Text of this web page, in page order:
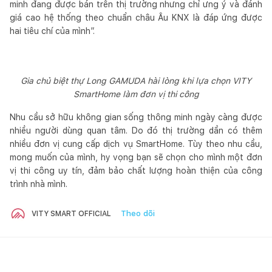
minh đang được bán trên thị trường nhưng chỉ ưng ý và đánh
giá cao hệ thống theo chuẩn châu Âu KNX là đáp ứng được
hai tiêu chí của mình”.
Gia chủ biệt thự Long GAMUDA hài lòng khi lựa chọn VITY
SmartHome làm đơn vị thi công
Nhu cầu sở hữu không gian sống thông minh ngày càng được
nhiều người dùng quan tâm. Do đó thị trường dần có thêm
nhiều đơn vị cung cấp dịch vụ SmartHome. Tùy theo nhu cầu,
mong muốn của mình, hy vọng bạn sẽ chọn cho mình một đơn
vị thi công uy tín, đảm bảo chất lượng hoàn thiện của công
trình nhà mình.
VITY SMART OFFICIAL Theo dõi